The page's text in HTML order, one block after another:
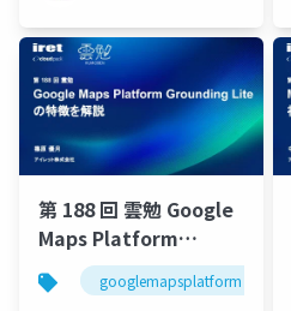
第 188 回 雲勉 Google
Maps Platform
Grounding Lite の特徴
を解説
googlemapsplatform